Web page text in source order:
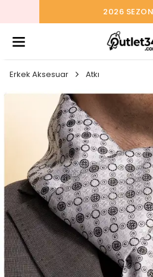
2026 SEZON
Erkek Aksesuar Atkı